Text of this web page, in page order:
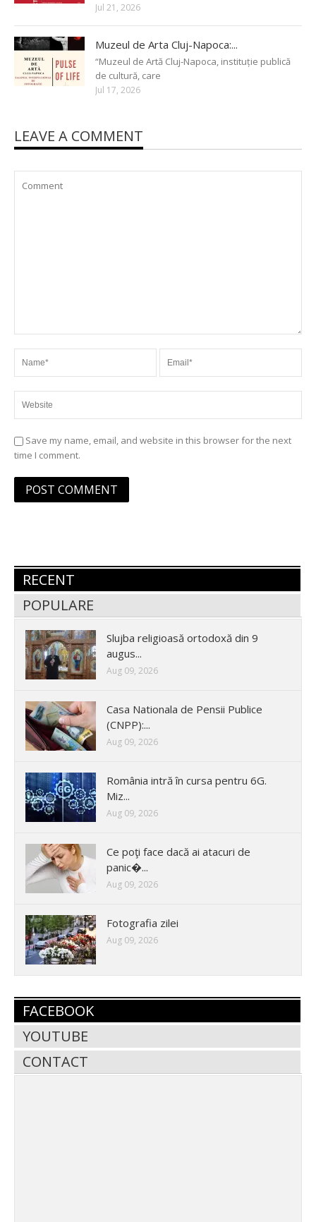
Jul 21, 2026
Muzeul de Arta Cluj-Napoca:...
“Muzeul de Artă Cluj-Napoca, instituție publică
de cultură, care
Jul 17, 2026
LEAVE A COMMENT
Save my name, email, and website in this browser for the next
time I comment.
RECENT
POPULARE
Slujba religioasă ortodoxă din 9
augus...
Aug 09, 2026
Casa Nationala de Pensii Publice
(CNPP):...
Aug 09, 2026
România intră în cursa pentru 6G.
Miz...
Aug 09, 2026
Ce poţi face dacă ai atacuri de
panic�...
Aug 09, 2026
Fotografia zilei
Aug 09, 2026
FACEBOOK
YOUTUBE
CONTACT